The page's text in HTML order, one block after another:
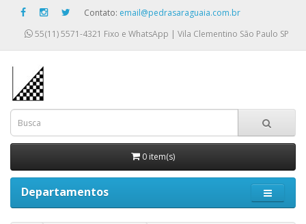
Contato: email@pedrasaraguaia.com.br
55(11) 5571-4321 Fixo e WhatsApp | Vila Clementino São Paulo SP
0 item(s)
Departamentos